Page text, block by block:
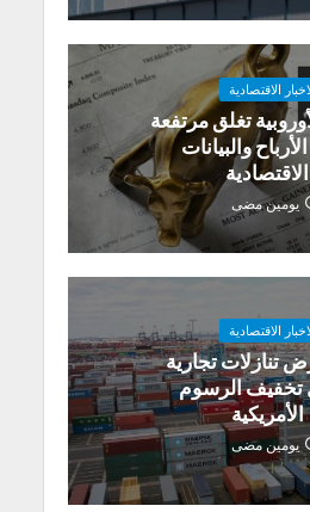
الاقتصادية
تغلق مرتفعة
والبيانات
الاقتصادية
يومين مضى
الاقتصادية
تنازلات تجارية
تخفيف الرسوم
الأمريكية
يومين مضى